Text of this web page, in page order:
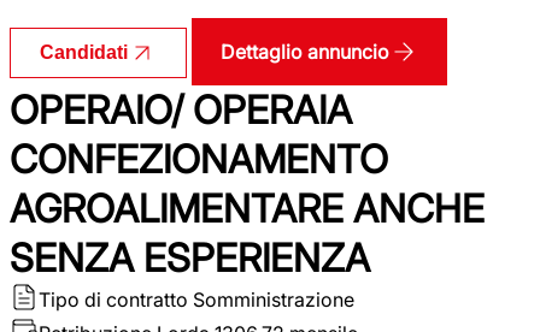
Candidati Dettaglio annuncio
OPERAIO/ OPERAIA
CONFEZIONAMENTO
AGROALIMENTARE ANCHE
SENZA ESPERIENZA
Tipo di contratto Somministrazione